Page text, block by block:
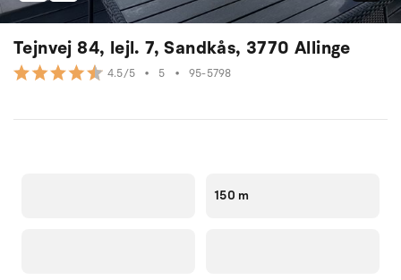
Tejnvej 84, lejl. 7, Sandkås, 3770 Allinge
4.5/5 • 5 • 95-5798
150 m